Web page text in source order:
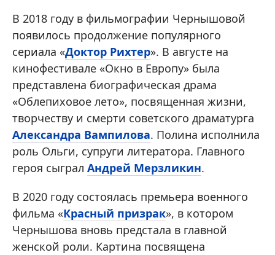
В 2018 году в фильмографии Чернышовой
появилось продолжение популярного
сериала «Доктор Рихтер». В августе на
кинофестивале «Окно в Европу» была
представлена биографическая драма
«Облепиховое лето», посвященная жизни,
творчеству и смерти советского драматурга
Александра Вампилова. Полина исполнила
роль Ольги, супруги литератора. Главного
героя сыграл Андрей Мерзликин.
В 2020 году состоялась премьера военного
фильма «Красный призрак», в котором
Чернышова вновь предстала в главной
женской роли. Картина посвящена